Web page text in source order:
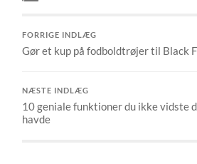
FORRIGE INDLÆG
Gør et kup på fodboldtrøjer til Black
NÆSTE INDLÆG
10 geniale funktioner du ikke vidste
havde